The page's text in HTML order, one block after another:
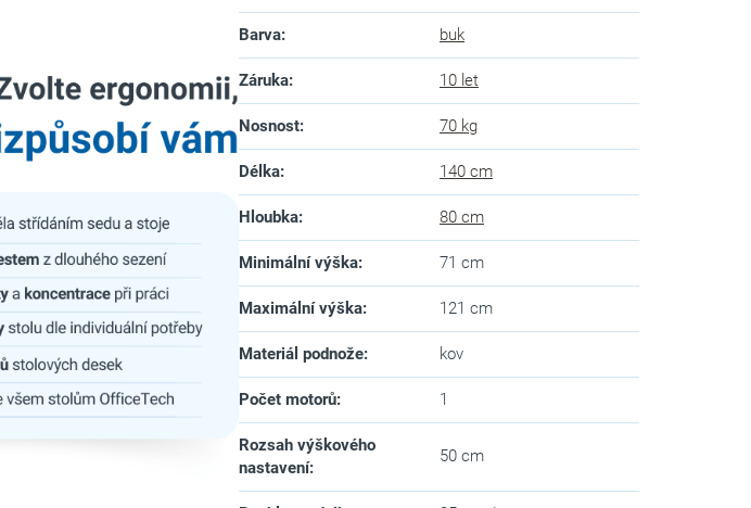
Barva: buk
Záruka: 10 let
Nosnost: 70 kg
Délka: 140 cm
Hloubka: 80 cm
Minimální výška: 71 cm
Maximální výška: 121 cm
Materiál podnože: kov
Počet motorů: 1
Rozsah výškového
nastavení:
50 cm